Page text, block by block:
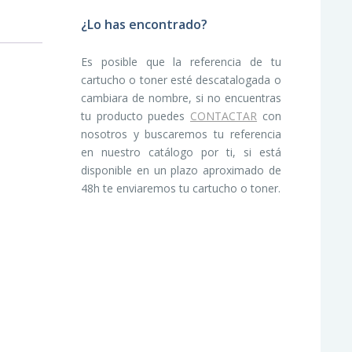
¿Lo has encontrado?
Es posible que la referencia de tu
cartucho o toner esté descatalogada o
cambiara de nombre, si no encuentras
tu producto puedes CONTACTAR con
nosotros y buscaremos tu referencia
en nuestro catálogo por ti, si está
disponible en un plazo aproximado de
48h te enviaremos tu cartucho o toner.